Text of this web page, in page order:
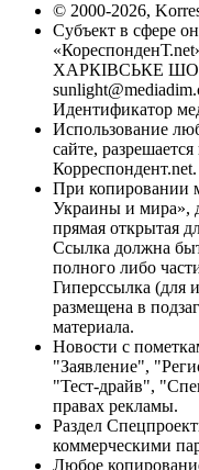
© 2000-2026,
Субъект в сфере
ХАРКІВСЬКЕ
Идентификатор
Использование
сайте,
Корреспондент.net.
При копировании
Украины и мира»,
прямая открытая
Ссылка должна
полного либо
Гиперссылка (для
размещена в
материала.
Новости с
"Заявление",
"Тест-драйв",
правах рекламы.
Раздел
коммерческими
Любое